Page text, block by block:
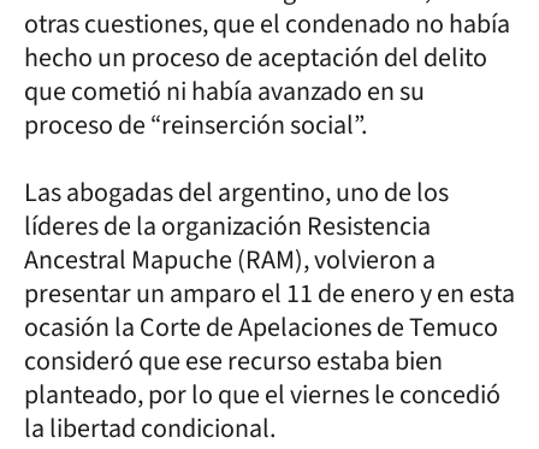
otras cuestiones, que el condenado no había
hecho un proceso de aceptación del delito
que cometió ni había avanzado en su
proceso de “reinserción social”.
Las abogadas del argentino, uno de los
líderes de la organización Resistencia
Ancestral Mapuche (RAM), volvieron a
presentar un amparo el 11 de enero y en esta
ocasión la Corte de Apelaciones de Temuco
consideró que ese recurso estaba bien
planteado, por lo que el viernes le concedió
la libertad condicional.